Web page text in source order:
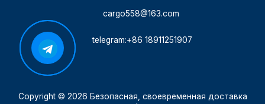
cargo558@163.com
telegram:+86 18911251907
Copyright © 2026 Безопасная, своевременная доставка